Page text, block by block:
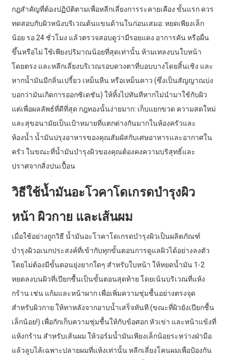
กฎสำคัญที่ต้องปฏิบัติตามเพื่อหลีกเลี่ยงการระคายเคือง ขั้นแรก ควร
ทดสอบกับผิวหนังบริเวณต้นแขนด้านในก่อนเสมอ: หยดเพียงเล็ก
น้อย รอ 24 ชั่วโมง แล้วตรวจสอบดูว่ามีรอยแดง อาการคัน หรือผื่น
ขึ้นหรือไม่ ใช้เพียงปริมาณน้อยที่สุดเท่านั้น ห้ามเทลงบนใบหน้า
โดยตรง และหลีกเลี่ยงบริเวณรอบดวงตาที่บอบบางโดยสิ้นเชิง และ
หากน้ำมันมีกลิ่นเปรี้ยว เหม็นหืน หรือเหม็นคาว (ซึ่งเป็นสัญญาณบ่ง
บอกว่ามันเกิดการออกซิเดชัน) ให้ทิ้งไปทันทีหากไม่นำมาใช้กับผิว
แต่เพื่อผลลัพธ์ที่ดีที่สุด กฎทองนั้นง่ายมาก: เก็บแยกขวด ความสดใหม่
และสุขอนามัยเป็นเป้าหมายที่แตกต่างกันมากในห้องครัวและ
ห้องน้ำ น้ำมันปรุงอาหารของคุณสัมผัสกับเศษอาหารและอากาศใน
ครัว ในขณะที่น้ำมันบำรุงผิวของคุณต้องคงความบริสุทธิ์และ
ปราศจากสิ่งปนเปื้อน
วิธีใช้น้ำมันอะโวคาโดเกรดบำรุงผิว
หน้า ผิวกาย และเส้นผม
เมื่อใช้อย่างถูกวิธี น้ำมันอะโวคาโดเกรดบำรุงผิวเป็นผลิตภัณฑ์
บำรุงผิวอเนกประสงค์ที่เข้ากับทุกขั้นตอนการดูแลผิวได้อย่างลงตัว
โดยไม่ต้องมีขั้นตอนยุ่งยากใดๆ สำหรับใบหน้า ให้หยดน้ำมัน 1-2
หยดลงบนผิวที่เปียกชื้นเป็นขั้นตอนสุดท้าย โดยเน้นบริเวณที่แห้ง
กร้าน เช่น แก้มและหน้าผาก เพื่อเพิ่มความชุ่มชื้นอย่างตรงจุด
สำหรับผิวกาย ให้ทาหลังจากอาบน้ำเสร็จทันที (ขณะที่ผิวยังเปียกชื้น
เล็กน้อย!) เพื่อกักเก็บความชุ่มชื้นให้กับข้อศอก หัวเข่า และหน้าแข้งที่
แห้งกร้าน สำหรับเส้นผม ให้วอร์มน้ำมันเพียงเล็กน้อยระหว่างฝ่ามือ
แล้วลูบไล้เฉพาะปลายผมที่แห้งเท่านั้น หลีกเลี่ยงโคนผมเพื่อป้องกัน